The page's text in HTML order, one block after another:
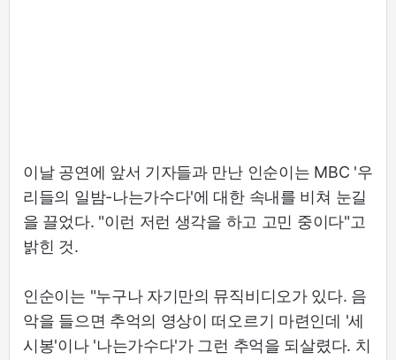
이날 공연에 앞서 기자들과 만난 인순이는 MBC '우
리들의 일밤-나는가수다'에 대한 속내를 비쳐 눈길
을 끌었다. "이런 저런 생각을 하고 고민 중이다"고
밝힌 것.
인순이는 "누구나 자기만의 뮤직비디오가 있다. 음
악을 들으면 추억의 영상이 떠오르기 마련인데 '세
시봉'이나 '나는가수다'가 그런 추억을 되살렸다. 치